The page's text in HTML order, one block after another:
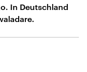
In Deutschland